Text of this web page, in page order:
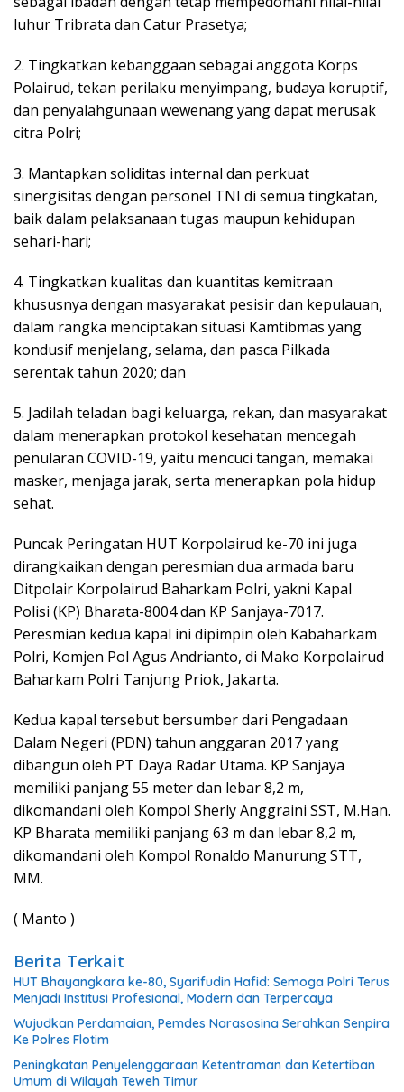
luhur Tribrata dan Catur Prasetya;
2. Tingkatkan kebanggaan sebagai anggota Korps
Polairud, tekan perilaku menyimpang, budaya koruptif,
dan penyalahgunaan wewenang yang dapat merusak
citra Polri;
3. Mantapkan soliditas internal dan perkuat
sinergisitas dengan personel TNI di semua tingkatan,
baik dalam pelaksanaan tugas maupun kehidupan
sehari-hari;
4. Tingkatkan kualitas dan kuantitas kemitraan
khususnya dengan masyarakat pesisir dan kepulauan,
dalam rangka menciptakan situasi Kamtibmas yang
kondusif menjelang, selama, dan pasca Pilkada
serentak tahun 2020; dan
5. Jadilah teladan bagi keluarga, rekan, dan masyarakat
dalam menerapkan protokol kesehatan mencegah
penularan COVID-19, yaitu mencuci tangan, memakai
masker, menjaga jarak, serta menerapkan pola hidup
sehat.
Puncak Peringatan HUT Korpolairud ke-70 ini juga
dirangkaikan dengan peresmian dua armada baru
Ditpolair Korpolairud Baharkam Polri, yakni Kapal
Polisi (KP) Bharata-8004 dan KP Sanjaya-7017.
Peresmian kedua kapal ini dipimpin oleh Kabaharkam
Polri, Komjen Pol Agus Andrianto, di Mako Korpolairud
Baharkam Polri Tanjung Priok, Jakarta.
Kedua kapal tersebut bersumber dari Pengadaan
Dalam Negeri (PDN) tahun anggaran 2017 yang
dibangun oleh PT Daya Radar Utama. KP Sanjaya
memiliki panjang 55 meter dan lebar 8,2 m,
dikomandani oleh Kompol Sherly Anggraini SST, M.Han.
KP Bharata memiliki panjang 63 m dan lebar 8,2 m,
dikomandani oleh Kompol Ronaldo Manurung STT,
MM.
( Manto )
Berita Terkait
HUT Bhayangkara ke-80, Syarifudin Hafid: Semoga Polri Terus
Menjadi Institusi Profesional, Modern dan Terpercaya
Wujudkan Perdamaian, Pemdes Narasosina Serahkan Senpira
Ke Polres Flotim
Peningkatan Penyelenggaraan Ketentraman dan Ketertiban
Umum di Wilayah Teweh Timur